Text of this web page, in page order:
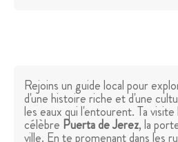
Rejoins un guide local pour
d'une histoire riche et d'une
les eaux qui l'entourent. Ta
célèbre Puerta de Jerez, la
ville. En te promenant dans les